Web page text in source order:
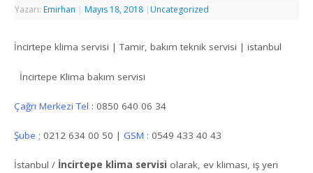
Yazarı: Emirhan | Mayıs 18, 2018 | Uncategorized
İncirtepe klima servisi | Tamir, bakım teknik servisi | istanbul
İncirtepe Klima bakım servisi
Çağrı Merkezi Tel : 0850 640 06 34
Şube ;0212 634 00 50 |GSM : 0549 433 40 43
İstanbul / İncirtepe klima servisi olarak, ev kliması, iş yeri